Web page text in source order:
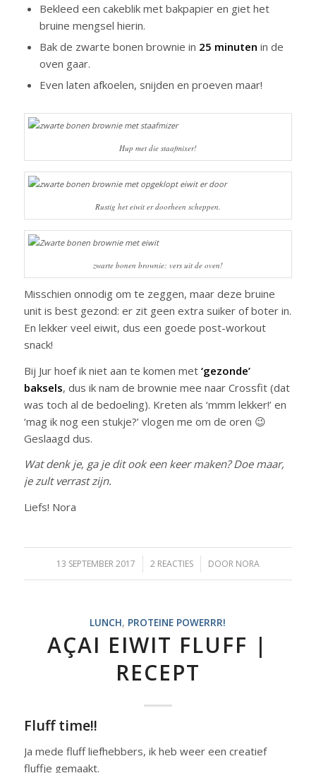
Bekleed een cakeblik met bakpapier en giet het
bruine mengsel hierin.
Bak de zwarte bonen brownie in 25 minuten in de
oven gaar.
Even laten afkoelen, snijden en proeven maar!
Hup met die staafmixer!
Rustig het eiwit er doorheen scheppen.
zwarte bonen brownie: vers uit de oven!
Misschien onnodig om te zeggen, maar deze bruine
unit is best gezond: er zit geen extra suiker of boter in.
En lekker veel eiwit, dus een goede post-workout
snack!
Bij Jur hoef ik niet aan te komen met ‘gezonde’
baksels, dus ik nam de brownie mee naar Crossfit (dat
was toch al de bedoeling). Kreten als ‘mmm lekker!’ en
‘mag ik nog een stukje?’ vlogen me om de oren 😉
Geslaagd dus.
Wat denk je, ga je dit ook een keer maken? Doe maar,
je zult verrast zijn.
Liefs! Nora
13 SEPTEMBER 2017
/ 2 REACTIES
/ DOOR NORA
LUNCH, PROTEINE POWERRR!
AÇAI EIWIT FLUFF |
RECEPT
Fluff time!!
Ja mede fluff liefhebbers, ik heb weer een creatief
fluffje gemaakt.